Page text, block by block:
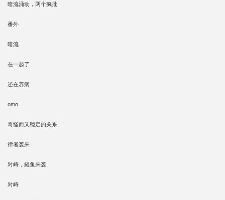
暗流涌动，两个疯批
番外
暗流
在一起了
还在养病
omo
奇怪而又稳定的关系
律者袭来
对峙，鳐鱼来袭
对峙